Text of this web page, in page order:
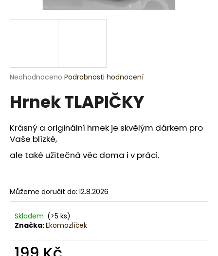
Průměrné
produktu
je
z
5
hvězdiček.
Neohodnoceno Podrobnosti hodnocení
Hrnek TLAPIČKY
Krásný a originální hrnek je skvělým dárkem pro
Vaše blízké,
ale také užitečná věc doma i v práci.
Můžeme doručit do: 12.8.2026
Skladem (>5 ks)
Značka:Ekomazlíček
j
?
D
o
r
č
u
j
e